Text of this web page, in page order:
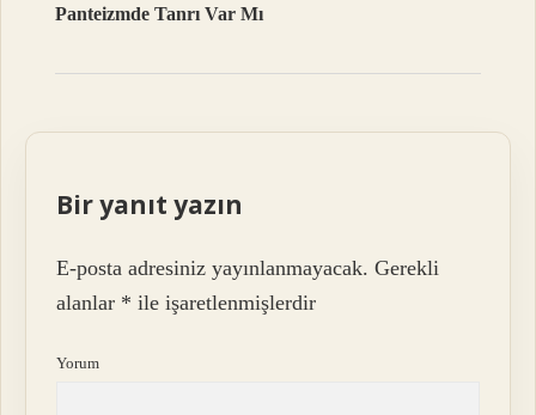
Panteizmde Tanrı Var Mı
Bir yanıt yazın
E-posta adresiniz yayınlanmayacak. Gerekli
alanlar * ile işaretlenmişlerdir
Yorum